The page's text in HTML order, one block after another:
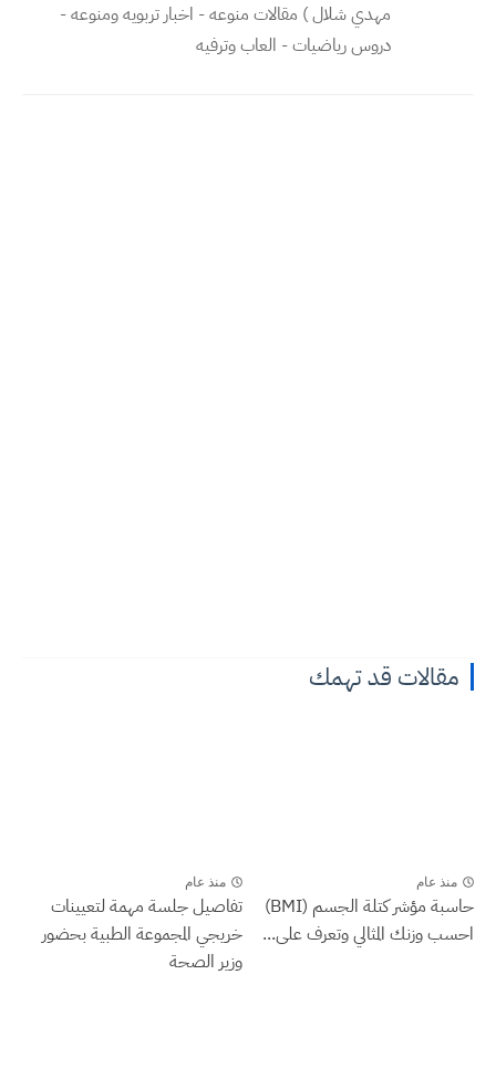
مهدي شلال ) مقالات منوعه - اخبار تربويه ومنوعه -
دروس رياضيات - العاب وترفيه
مقالات قد تهمك
منذ عام
حاسبة مؤشر كتلة الجسم (BMI)
احسب وزنك المثالي وتعرف على...
منذ عام
تفاصيل جلسة مهمة لتعيينات
خريجي المجموعة الطبية بحضور
وزير الصحة